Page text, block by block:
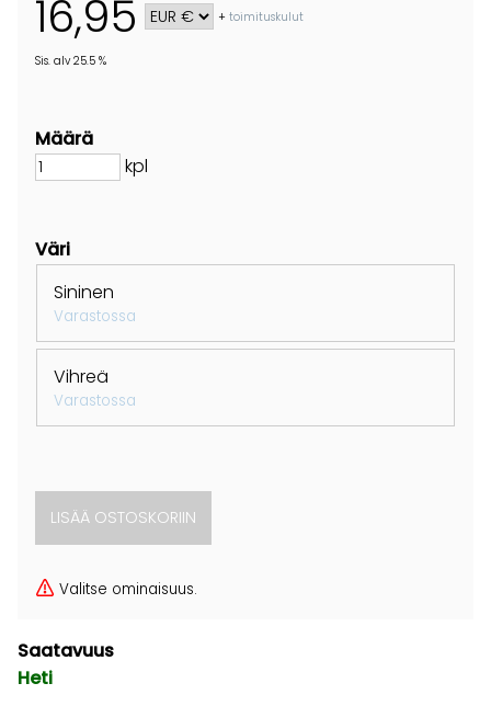
16,95 +toimituskulut
Sis. alv 25.5 %
Määrä
kpl
Väri
Sininen
Varastossa
Vihreä
Varastossa
Valitse ominaisuus.
Saatavuus
Heti